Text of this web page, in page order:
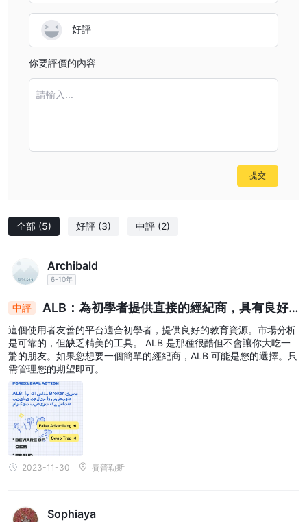
全部 (5) 好評 (3) 中評 (2)
Archibald
6-10年
中評
ALB：為初學者提供直接的經紀商，具有良好
的教育和堅實的市場分析
這個使用者友善的平台適合初學者，提供良好的教育資源。市場分析
是可靠的，但缺乏精美的工具。 ALB 是那種很酷但不會讓你大吃一
驚的朋友。如果您想要一個簡單的經紀商，ALB 可能是您的選擇。只
需管理您的期望即可。
2023-11-30 賽普勒斯
Sophiaya
好評
你要評價的內容
請輸入...
提交